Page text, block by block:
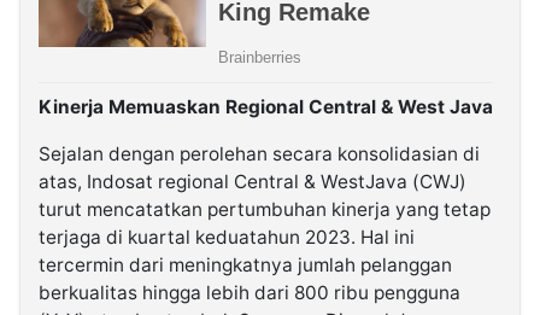
Kinerja Memuaskan Regional Central & West Java
Sejalan dengan perolehan secara konsolidasian di
atas, Indosat regional Central & WestJava (CWJ)
turut mencatatkan pertumbuhan kinerja yang tetap
terjaga di kuartal keduatahun 2023. Hal ini
tercermin dari meningkatnya jumlah pelanggan
berkualitas hingga lebih dari 800 ribu pengguna